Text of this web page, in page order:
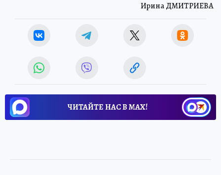
Ирина ДМИТРИЕВА
ЧИТАЙТЕ НАС В МАХ!